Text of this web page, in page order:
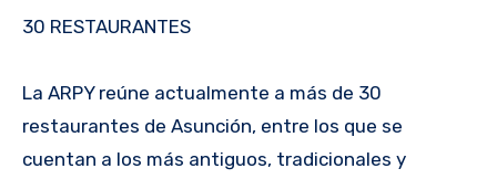
30 RESTAURANTES
La ARPY reúne actualmente a más de 30
restaurantes de Asunción, entre los que se
cuentan a los más antiguos, tradicionales y